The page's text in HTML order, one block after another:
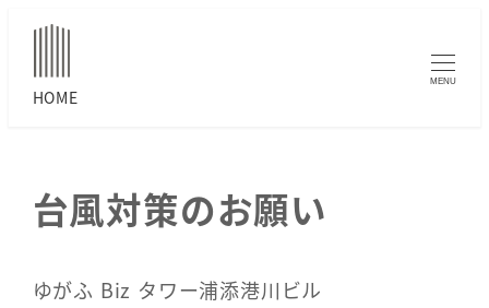
MENU
台風対策のお願い
ゆがふ Biz タワー浦添港川ビル